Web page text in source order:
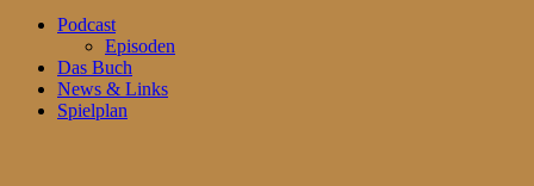
Podcast
Episoden
Das Buch
News & Links
Spielplan